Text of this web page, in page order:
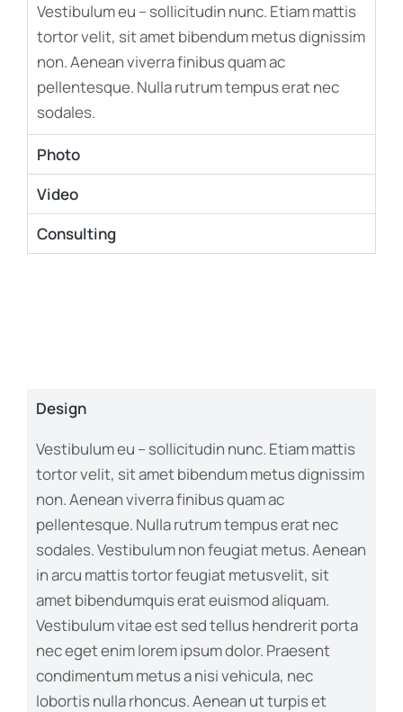
Vestibulum eu – sollicitudin nunc. Etiam mattis
tortor velit, sit amet bibendum metus dignissim
non. Aenean viverra finibus quam ac
pellentesque. Nulla rutrum tempus erat nec
sodales.
Photo
Video
Consulting
Design
Vestibulum eu – sollicitudin nunc. Etiam mattis
tortor velit, sit amet bibendum metus dignissim
non. Aenean viverra finibus quam ac
pellentesque. Nulla rutrum tempus erat nec
sodales. Vestibulum non feugiat metus. Aenean
in arcu mattis tortor feugiat metusvelit, sit
amet bibendumquis erat euismod aliquam.
Vestibulum vitae est sed tellus hendrerit porta
nec eget enim lorem ipsum dolor. Praesent
condimentum metus a nisi vehicula, nec
lobortis nulla rhoncus. Aenean ut turpis et